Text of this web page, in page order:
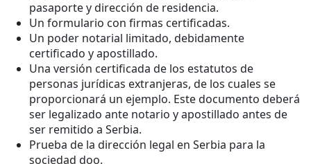
pasaporte y dirección de residencia.
Un formulario con firmas certificadas.
Un poder notarial limitado, debidamente
certificado y apostillado.
Una versión certificada de los estatutos de
personas jurídicas extranjeras, de los cuales se
proporcionará un ejemplo. Este documento deberá
ser legalizado ante notario y apostillado antes de
ser remitido a Serbia.
Prueba de la dirección legal en Serbia para la
sociedad doo.